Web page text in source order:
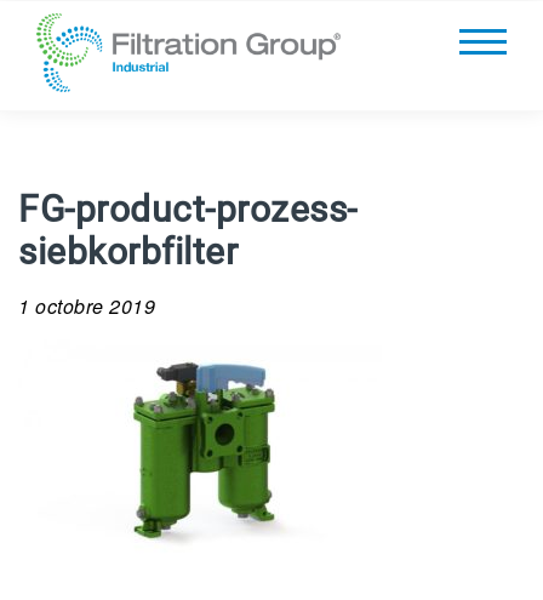
FG-product-prozess-
siebkorbfilter
1 octobre 2019